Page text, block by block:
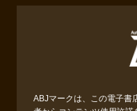
ABJマークは、この電子書